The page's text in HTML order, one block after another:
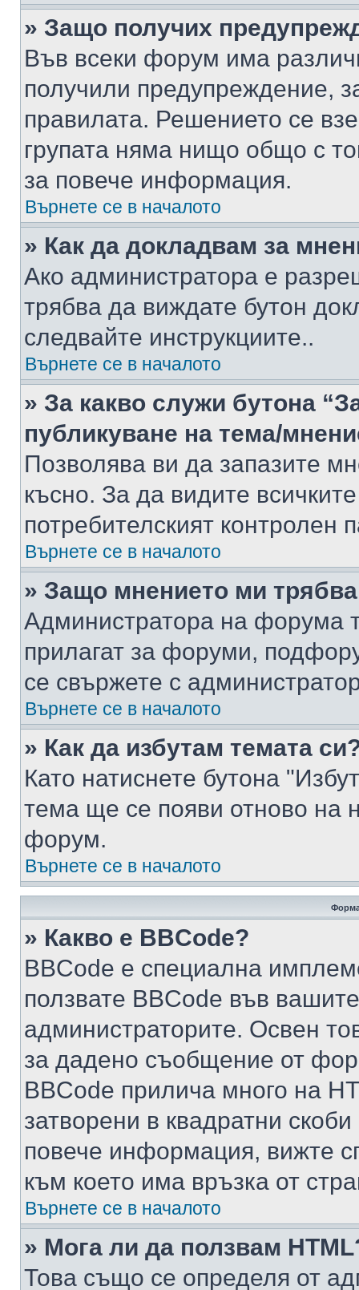
» Защо получих
Във всеки форум има
получили предупреждение,
правилата. Решението се
групата няма нищо общо с
за повече информация.
Върнете се в началото
» Как да докладвам за
Ако администратора е
трябва да виждате бутон
следвайте инструкциите..
Върнете се в началото
» За какво служи бутона
публикуване на тема/
Позволява ви да запазите
късно. За да видите
потребителският контролен
Върнете се в началото
» Защо мнението ми
Администратора на форума
прилагат за форуми,
се свържете с
Върнете се в началото
» Как да избутам темата
Като натиснете бутона
тема ще се появи отново на
форум.
Върнете се в началото
» Какво е BBCode?
BBCode е специална
ползвате BBCode във
администраторите. Освен
за дадено съобщение от
BBCode прилича много на
затворени в квадратни
повече информация, вижте
към което има връзка от
Върнете се в началото
» Мога ли да ползвам
Това също се определя от